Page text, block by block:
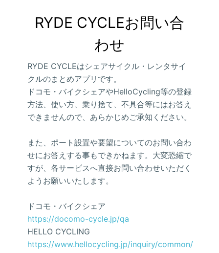
RYDE CYCLEお問い合
わせ
RYDE CYCLEはシェアサイクル・レンタサイ
クルのまとめアプリです。
ドコモ・バイクシェアやHelloCycling等の登録
方法、使い方、乗り捨て、不具合等にはお答え
できませんので、あらかじめご承知ください。
また、ポート設置や要望についてのお問い合わ
せにお答えする事もできかねます。大変恐縮で
すが、各サービスへ直接お問い合わせいただく
ようお願いいたします。
ドコモ・バイクシェア
https://docomo-cycle.jp/qa
HELLO CYCLING
https://www.hellocycling.jp/inquiry/common/